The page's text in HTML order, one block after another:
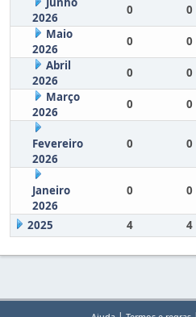
2026
0 0
Maio
2026
0 0
Abril
2026
0 0
Março
2026
0 0
Fevereiro
2026
0 0
Janeiro
2026
0 0
2025 4 4